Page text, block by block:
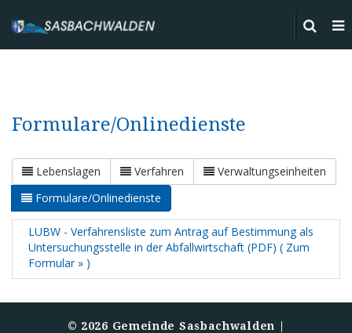
Formulare/Onlinedienste
Lebenslagen Verfahren
Verwaltungseinheiten
Formulare/Onlinedienste
LUBW - Verfahrensliste zum Antrag auf Bestimmung als
Untersuchungsstelle in der Abfallwirtschaft (PDF) ( Zum
Formular » )
© 2026 Gemeinde Sasbachwalden |